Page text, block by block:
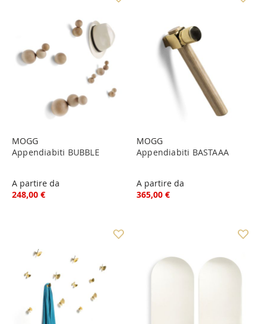
MOGG
Appendiabiti BUBBLE
A partire da
248,00 €
MOGG
Appendiabiti BASTAAA
A partire da
365,00 €